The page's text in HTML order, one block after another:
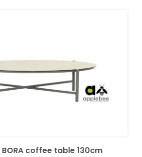
BORA coffee table 130cm